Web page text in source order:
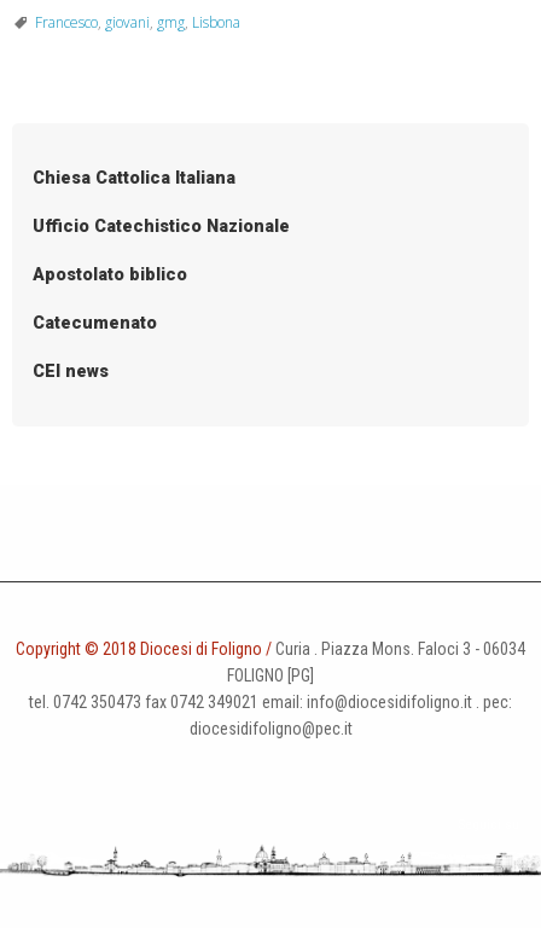
Francesco, giovani, gmg, Lisbona
Chiesa Cattolica Italiana
Ufficio Catechistico Nazionale
Apostolato biblico
Catecumenato
CEI news
Copyright © 2018 Diocesi di Foligno /Curia . Piazza Mons. Faloci 3 - 06034
FOLIGNO [PG]
tel. 0742 350473 fax 0742 349021 email: info@diocesidifoligno.it . pec:
diocesidifoligno@pec.it